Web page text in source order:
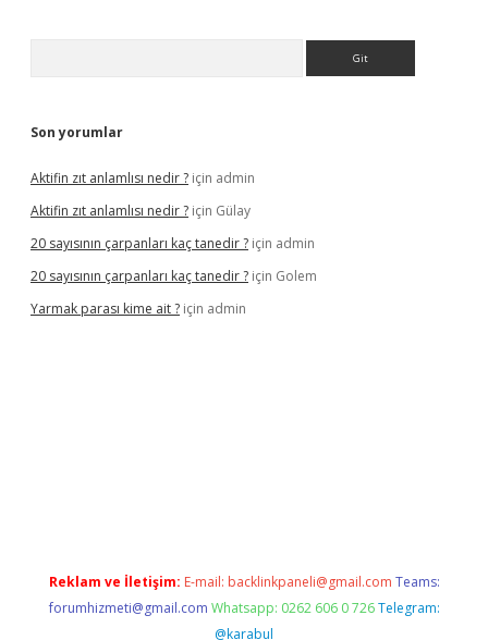
Son yorumlar
Aktifin zıt anlamlısı nedir ? için admin
Aktifin zıt anlamlısı nedir ? için Gülay
20 sayısının çarpanları kaç tanedir ? için admin
20 sayısının çarpanları kaç tanedir ? için Golem
Yarmak parası kime ait ? için admin
Reklam ve İletişim: E-mail: backlinkpaneli@gmail.com Teams:
forumhizmeti@gmail.com Whatsapp: 0262 606 0 726 Telegram:
@karabul